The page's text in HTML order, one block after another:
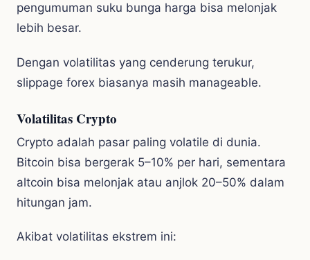
pengumuman suku bunga harga bisa melonjak
lebih besar.
Dengan volatilitas yang cenderung terukur,
slippage forex biasanya masih manageable.
Volatilitas Crypto
Crypto adalah pasar paling volatile di dunia.
Bitcoin bisa bergerak 5–10% per hari, sementara
altcoin bisa melonjak atau anjlok 20–50% dalam
hitungan jam.
Akibat volatilitas ekstrem ini: